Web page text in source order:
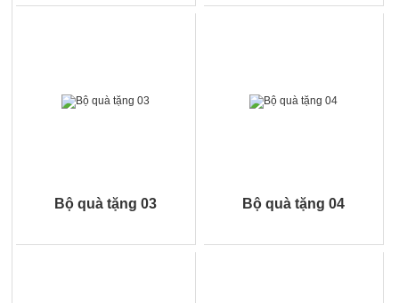
khách liên hệ trực tiếp để báo giá sản phẩm.
doanh nghiệp.
Bộ quà tặng 03 Bộ quà tặng 04